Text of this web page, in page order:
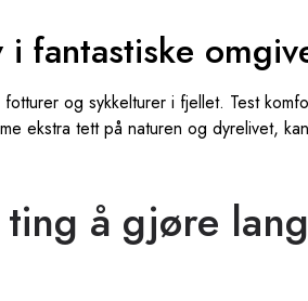
fantastiske
og sykkelturer i fjellet. Test
ekstra tett på naturen og dyrelivet,
å gjøre